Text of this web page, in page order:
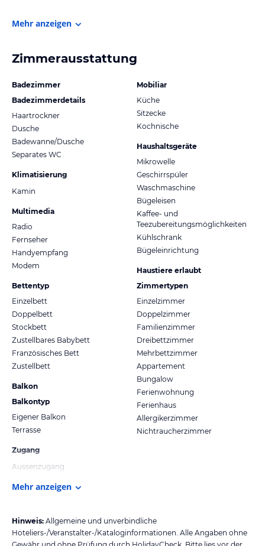
Mehr anzeigen
Zimmerausstattung
Badezimmer
Badezimmerdetails
Haartrockner
Dusche
Badewanne/Dusche
Separates WC
Klimatisierung
Kamin
Multimedia
Radio
Fernseher
Handyempfang
Modem
Bettentyp
Einzelbett
Doppelbett
Stockbett
Zustellbares Babybett
Französisches Bett
Zustellbett
Balkon
Balkontyp
Eigener Balkon
Terrasse
Zugang
Aussenzugang
Mobiliar
Küche
Sitzecke
Kochnische
Haushaltsgeräte
Mikrowelle
Geschirrspüler
Waschmaschine
Bügeleisen
Kaffee- und
Teezubereitungsmöglichkeiten
Kühlschrank
Bügeleinrichtung
Haustiere erlaubt
Zimmertypen
Einzelzimmer
Doppelzimmer
Familienzimmer
Dreibettzimmer
Mehrbettzimmer
Appartement
Bungalow
Ferienwohnung
Ferienhaus
Allergikerzimmer
Nichtraucherzimmer
Mehr anzeigen
Hinweis: Allgemeine und unverbindliche
Hoteliers-/Veranstalter-/Kataloginformationen. Alle Angaben ohne